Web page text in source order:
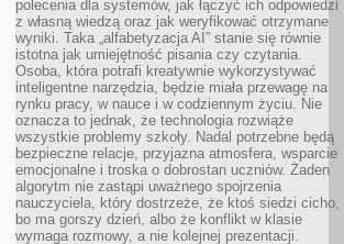
polecenia dla systemów, jak łączyć ich odpowiedzi
z własną wiedzą oraz jak weryfikować otrzymane
wyniki. Taka „alfabetyzacja AI” stanie się równie
istotna jak umiejętność pisania czy czytania.
Osoba, która potrafi kreatywnie wykorzystywać
inteligentne narzędzia, będzie miała przewagę na
rynku pracy, w nauce i w codziennym życiu. Nie
oznacza to jednak, że technologia rozwiąże
wszystkie problemy szkoły. Nadal potrzebne będą
bezpieczne relacje, przyjazna atmosfera, wsparcie
emocjonalne i troska o dobrostan uczniów. Żaden
algorytm nie zastąpi uważnego spojrzenia
nauczyciela, który dostrzeże, że ktoś siedzi cicho,
bo ma gorszy dzień, albo że konflikt w klasie
wymaga rozmowy, a nie kolejnej prezentacji.